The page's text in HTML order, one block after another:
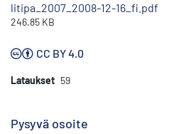
litipa_2007_2008-12-16_fi.pdf
246.85 KB
CC BY 4.0
Lataukset 59
Pysyvä osoite